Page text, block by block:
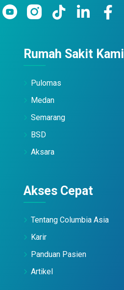
Rumah Sakit Kami
Pulomas
Medan
Semarang
BSD
Aksara
Akses Cepat
Tentang Columbia Asia
Karir
Panduan Pasien
Artikel